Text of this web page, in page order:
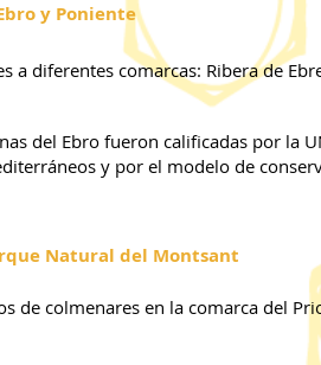
y Poniente
a diferentes comarcas: Ribera de
del Ebro fueron calificadas por la
y por el modelo de
Natural del Montsant
de colmenares en la comarca del